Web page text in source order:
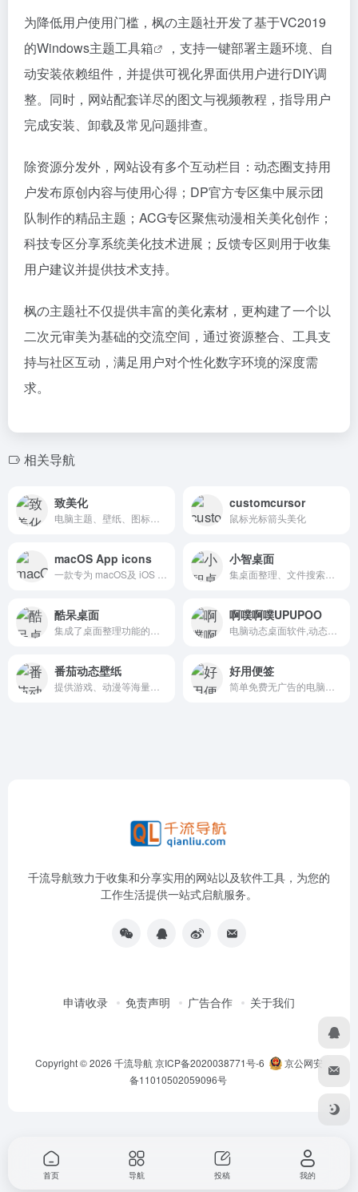
为降低用户使用门槛，枫の主题社开发了基于VC2019
的Windows主题工具箱
，支持一键部署主题环境、自
动安装依赖组件，并提供可视化界面供用户进行DIY调
整。同时，网站配套详尽的图文与视频教程，指导用户
完成安装、卸载及常见问题排查。
除资源分发外，网站设有多个互动栏目：动态圈支持用
户发布原创内容与使用心得；DP官方专区集中展示团
队制作的精品主题；ACG专区聚焦动漫相关美化创作；
科技专区分享系统美化技术进展；反馈专区则用于收集
用户建议并提供技术支持。
枫の主题社不仅提供丰富的美化素材，更构建了一个以
二次元审美为基础的交流空间，通过资源整合、工具支
持与社区互动，满足用户对个性化数字环境的深度需
求。
相关导航
致美化 customcursor
鼠标光标箭头美化
macOS App icons 小智桌面
酷呆桌面 啊噗啊噗UPUPOO
番茄动态壁纸 好用便签
千流导航致力于收集和分享实用的网站以及软件工具，为您的
工作生活提供一站式启航服务。
申请收录 免责声明 广告合作 关于我们
Copyright © 2026 千流导航京ICP备2020038771号-6
京公网安
备11010502059096号
首页 导航 投稿 我的